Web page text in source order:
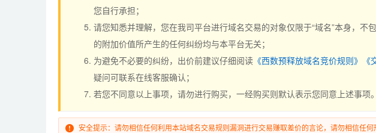
您自行承担；
请您知悉并理解，您在我司平台进行域名交易的对象仅限于“域名”本身，不
的附加价值所产生的任何纠纷均与本平台无关；
为避免不必要的纠纷，出价前建议仔细阅读 《西数预释放域名竞价规则》 《
疑问可联系在线客服确认；
若您不同意以上事项，请勿进行购买，一经购买则默认表示您同意上述事项。
安全提示：请勿相信任何利用本站域名交易规则漏洞进行交易赚取差价的言论，请勿相信任何